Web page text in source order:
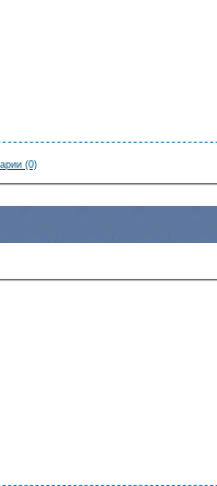
(0)